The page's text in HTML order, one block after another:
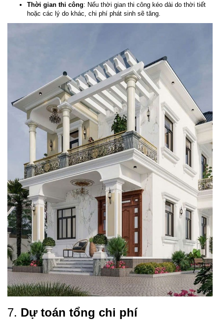
Thời gian thi công: Nếu thời gian thi công kéo dài do thời tiết
hoặc các lý do khác, chi phí phát sinh sẽ tăng.
7. Dự toán tổng chi phí